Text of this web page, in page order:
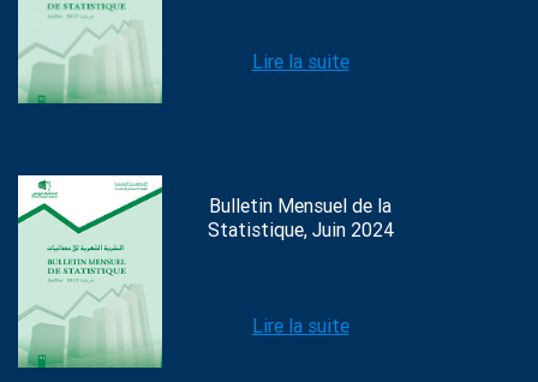
Lire la suite
Bulletin Mensuel de la
Statistique, Juin 2024
Lire la suite